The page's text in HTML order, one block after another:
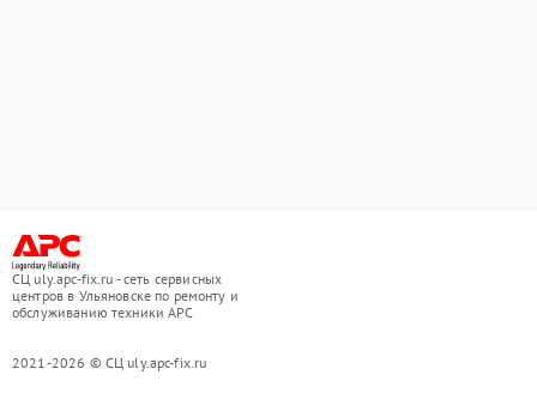
СЦ uly.apc-fix.ru - сеть сервисных
центров в Ульяновске по ремонту и
обслуживанию техники APC
2021-2026 © СЦ uly.apc-fix.ru